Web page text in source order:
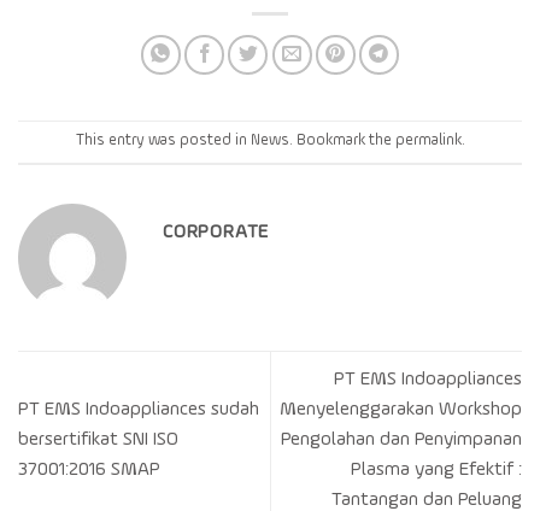
This entry was posted in News. Bookmark the permalink.
CORPORATE
PT EMS Indoappliances sudah
bersertifikat SNI ISO
37001:2016 SMAP
PT EMS Indoappliances
Menyelenggarakan Workshop
Pengolahan dan Penyimpanan
Plasma yang Efektif :
Tantangan dan Peluang